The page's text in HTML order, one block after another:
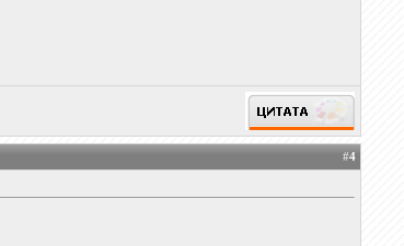
#4